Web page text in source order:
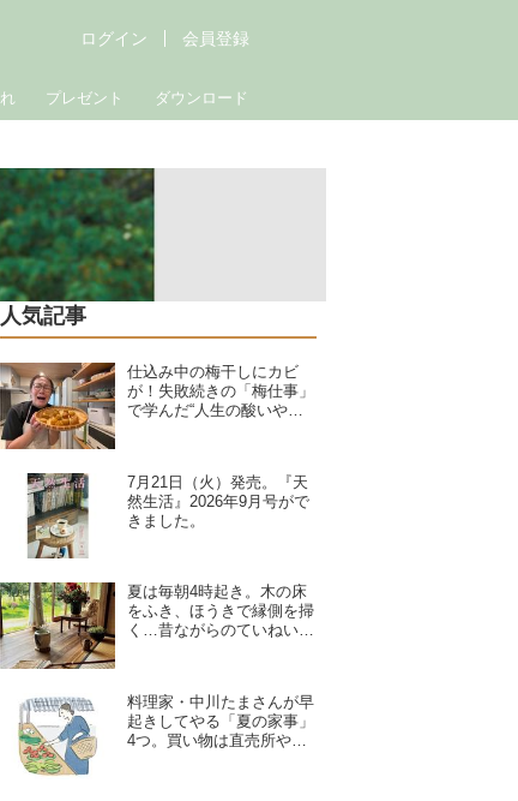
プレゼント ダウンロード
ログイン 会員登録
人気記事
仕込み中の梅干しにカビ
が！失敗続きの「梅仕事」
で学んだ“人生の酸いや甘
7月21日（火）発売。『天
然生活』2026年9月号がで
きました。
夏は毎朝4時起き。木の床
をふき、ほうきで縁側を掃
く…昔ながらのていねいな
料理家・中川たまさんが早
起きしてやる「夏の家事」
4つ。買い物は直売所や鎌